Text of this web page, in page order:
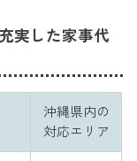
実した家事代
沖縄県内の
対応エリア